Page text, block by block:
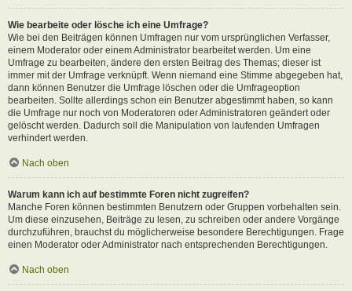
Wie bearbeite oder lösche ich eine Umfrage?
Wie bei den Beiträgen können Umfragen nur vom ursprünglichen Verfasser,
einem Moderator oder einem Administrator bearbeitet werden. Um eine
Umfrage zu bearbeiten, ändere den ersten Beitrag des Themas; dieser ist
immer mit der Umfrage verknüpft. Wenn niemand eine Stimme abgegeben hat,
dann können Benutzer die Umfrage löschen oder die Umfrageoption
bearbeiten. Sollte allerdings schon ein Benutzer abgestimmt haben, so kann
die Umfrage nur noch von Moderatoren oder Administratoren geändert oder
gelöscht werden. Dadurch soll die Manipulation von laufenden Umfragen
verhindert werden.
Nach oben
Warum kann ich auf bestimmte Foren nicht zugreifen?
Manche Foren können bestimmten Benutzern oder Gruppen vorbehalten sein.
Um diese einzusehen, Beiträge zu lesen, zu schreiben oder andere Vorgänge
durchzuführen, brauchst du möglicherweise besondere Berechtigungen. Frage
einen Moderator oder Administrator nach entsprechenden Berechtigungen.
Nach oben